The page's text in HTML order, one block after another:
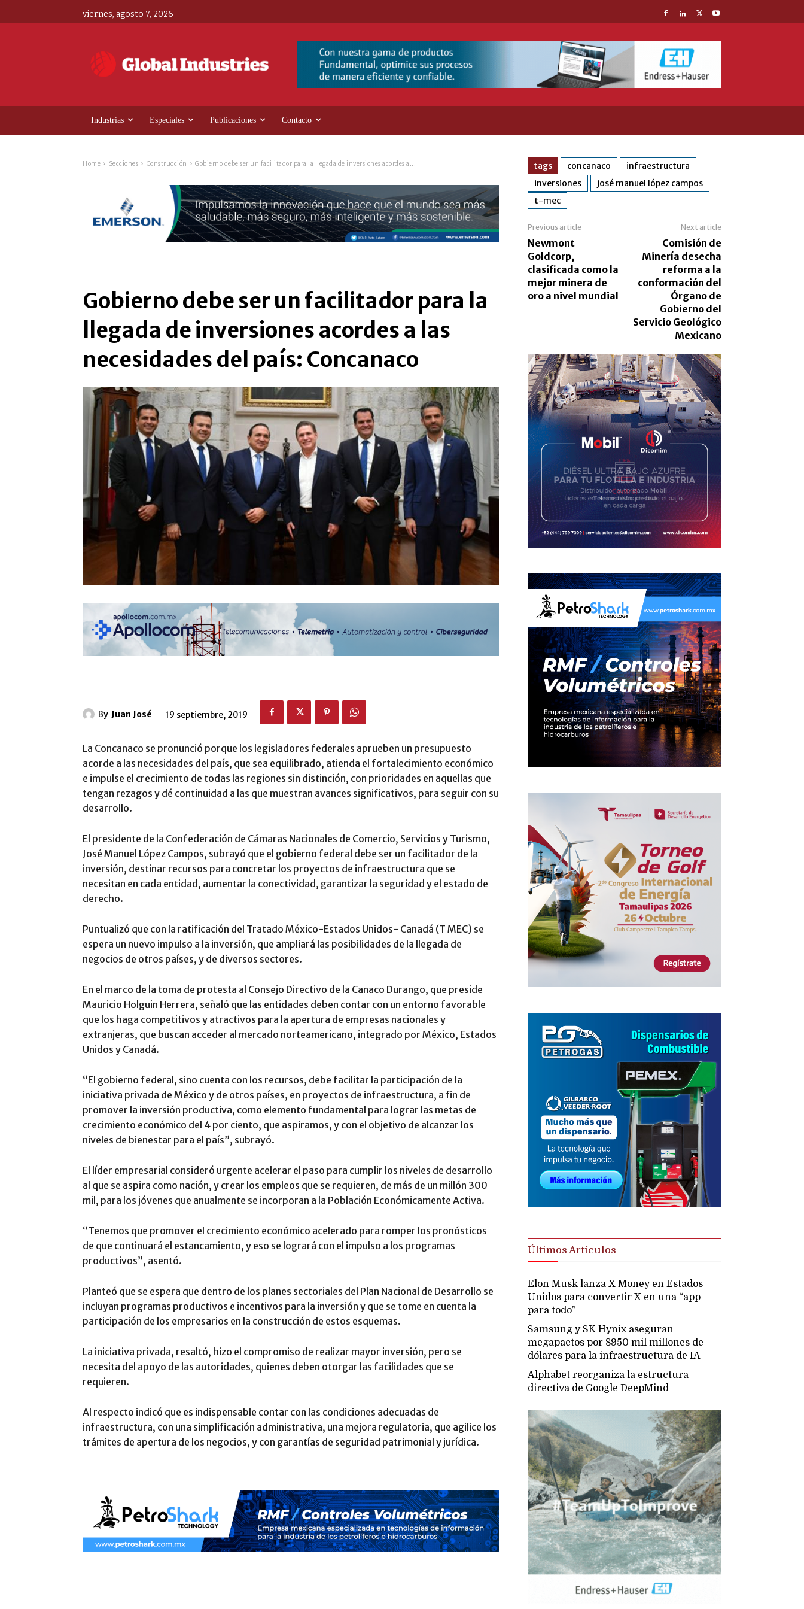
viernes, agosto 7, 2026
Industrias Especiales Publicaciones Contacto
Home Secciones Construcción Gobierno debe ser un facilitador para la llegada de inversiones acordes a...
Gobierno debe ser un facilitador para la
llegada de inversiones acordes a las
necesidades del país: Concanaco
By Juan José 19 septiembre, 2019
La Concanaco se pronunció porque los legisladores federales aprueben un presupuesto
acorde a las necesidades del país, que sea equilibrado, atienda el fortalecimiento económico
e impulse el crecimiento de todas las regiones sin distinción, con prioridades en aquellas que
tengan rezagos y dé continuidad a las que muestran avances significativos, para seguir con su
desarrollo.
El presidente de la Confederación de Cámaras Nacionales de Comercio, Servicios y Turismo,
José Manuel López Campos, subrayó que el gobierno federal debe ser un facilitador de la
inversión, destinar recursos para concretar los proyectos de infraestructura que se
necesitan en cada entidad, aumentar la conectividad, garantizar la seguridad y el estado de
derecho.
Puntualizó que con la ratificación del Tratado México-Estados Unidos- Canadá (T MEC) se
espera un nuevo impulso a la inversión, que ampliará las posibilidades de la llegada de
negocios de otros países, y de diversos sectores.
En el marco de la toma de protesta al Consejo Directivo de la Canaco Durango, que preside
Mauricio Holguin Herrera, señaló que las entidades deben contar con un entorno favorable
que los haga competitivos y atractivos para la apertura de empresas nacionales y
extranjeras, que buscan acceder al mercado norteamericano, integrado por México, Estados
Unidos y Canadá.
“El gobierno federal, sino cuenta con los recursos, debe facilitar la participación de la
iniciativa privada de México y de otros países, en proyectos de infraestructura, a fin de
promover la inversión productiva, como elemento fundamental para lograr las metas de
crecimiento económico del 4 por ciento, que aspiramos, y con el objetivo de alcanzar los
niveles de bienestar para el país”, subrayó.
El líder empresarial consideró urgente acelerar el paso para cumplir los niveles de desarrollo
al que se aspira como nación, y crear los empleos que se requieren, de más de un millón 300
mil, para los jóvenes que anualmente se incorporan a la Población Económicamente Activa.
“Tenemos que promover el crecimiento económico acelerado para romper los pronósticos
de que continuará el estancamiento, y eso se logrará con el impulso a los programas
productivos”, asentó.
Planteó que se espera que dentro de los planes sectoriales del Plan Nacional de Desarrollo se
incluyan programas productivos e incentivos para la inversión y que se tome en cuenta la
participación de los empresarios en la construcción de estos esquemas.
La iniciativa privada, resaltó, hizo el compromiso de realizar mayor inversión, pero se
necesita del apoyo de las autoridades, quienes deben otorgar las facilidades que se
requieren.
Al respecto indicó que es indispensable contar con las condiciones adecuadas de
infraestructura, con una simplificación administrativa, una mejora regulatoria, que agilice los
trámites de apertura de los negocios, y con garantías de seguridad patrimonial y jurídica.
tags concanaco
infraestructura
inversiones
josé manuel lópez campos
t-mec
Previous article
Newmont
Goldcorp,
clasificada como la
mejor minera de
oro a nivel mundial
Next article
Comisión de
Minería desecha
reforma a la
conformación del
Órgano de
Gobierno del
Servicio Geológico
Mexicano
Últimos Artículos
Elon Musk lanza X Money en Estados
Unidos para convertir X en una “app
para todo”
Samsung y SK Hynix aseguran
megapactos por $950 mil millones de
dólares para la infraestructura de IA
Alphabet reorganiza la estructura
directiva de Google DeepMind